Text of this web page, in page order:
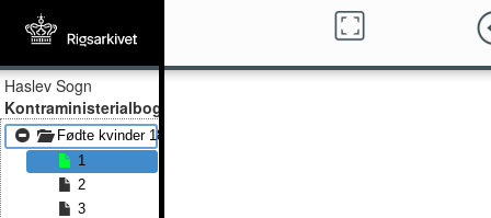
Haslev Sogn
Kontraministerialbog
Fødte kvinder 1882 - Fødte kvinder 1891
1
2
3